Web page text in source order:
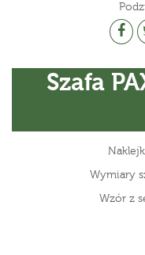
Szafa
Wymiary
Wzór z